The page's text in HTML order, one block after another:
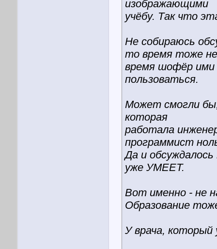
изображающими
учёбу. Так что
Не собираюсь
то время тоже
время шофёр ими
пользоваться.
Может смогли
которая
работала
программист
Да и
уже УМЕЕТ.
Вот именно - не
Образование
У врача,